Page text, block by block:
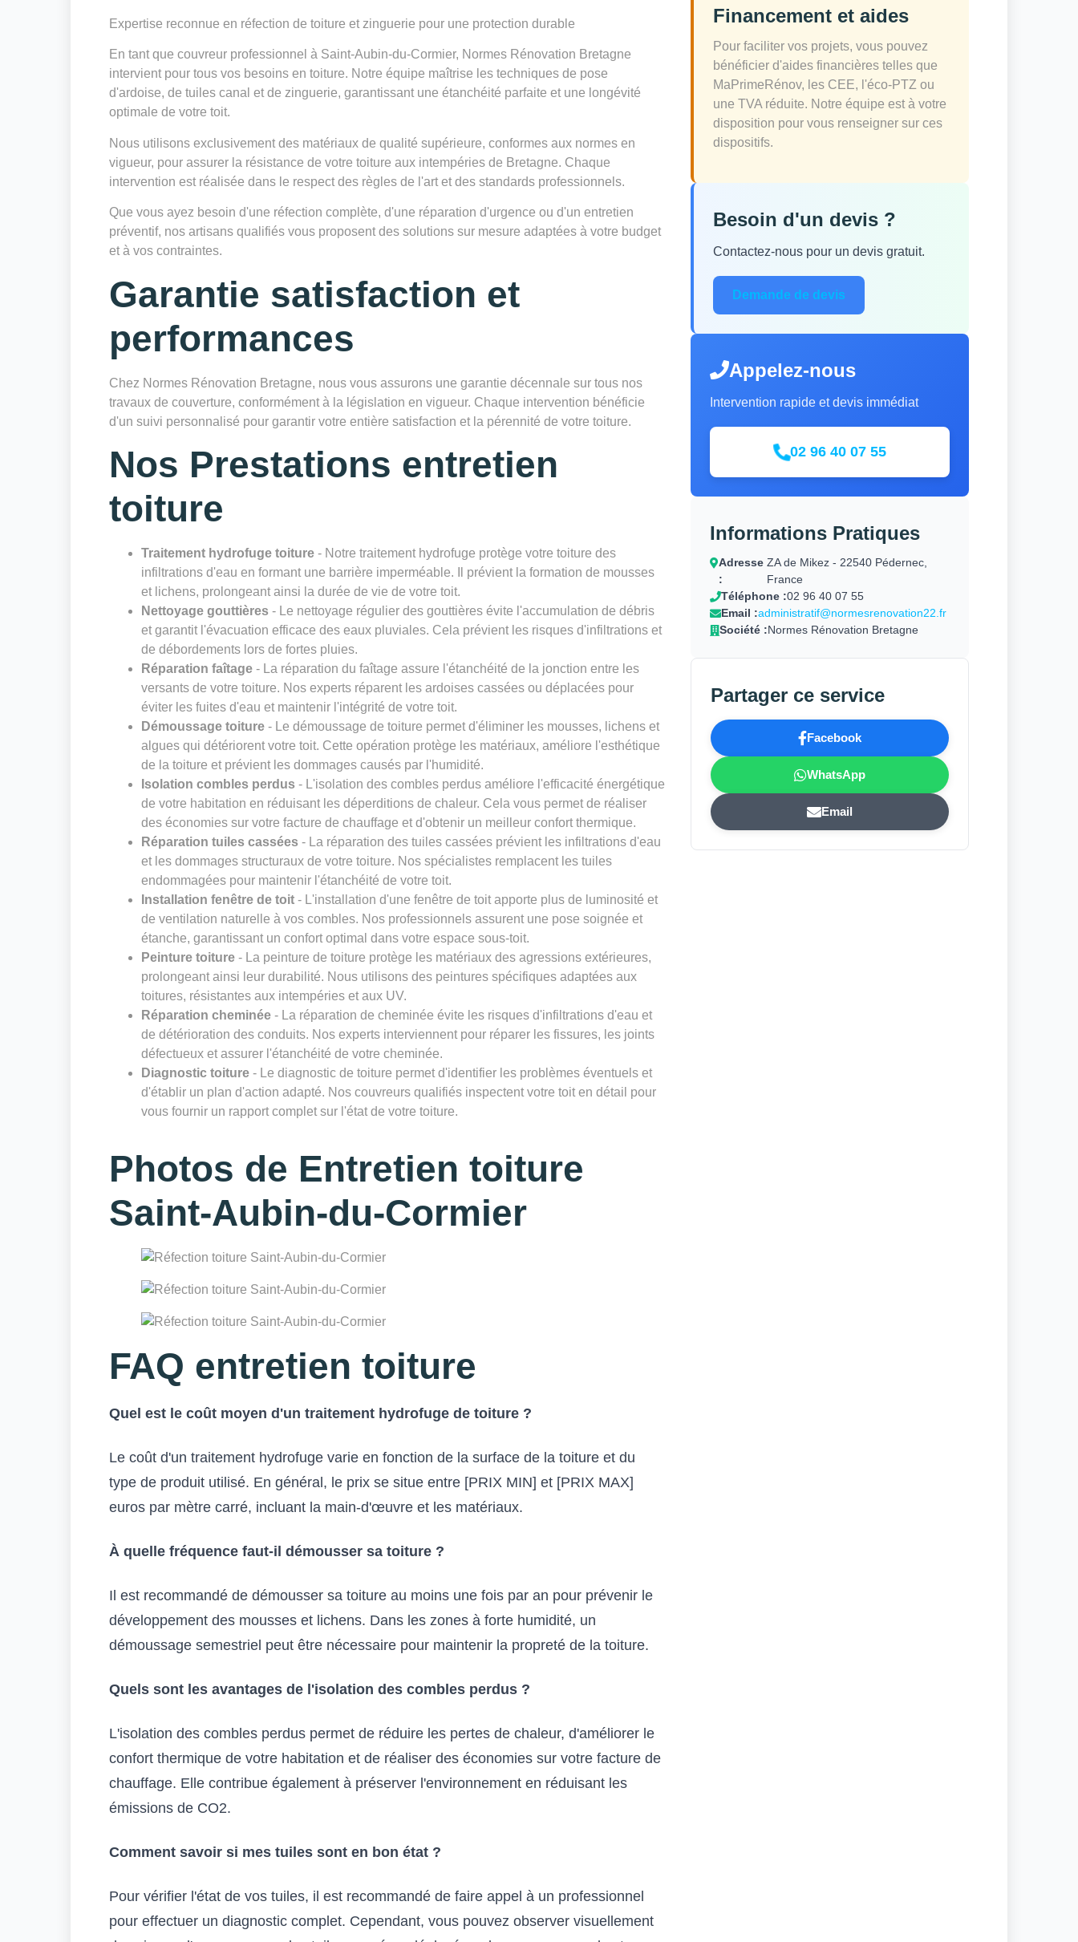
Expertise reconnue en réfection de toiture et zinguerie pour une protection durable
En tant que couvreur professionnel à Saint-Aubin-du-Cormier, Normes Rénovation Bretagne
intervient pour tous vos besoins en toiture. Notre équipe maîtrise les techniques de pose
d'ardoise, de tuiles canal et de zinguerie, garantissant une étanchéité parfaite et une longévité
optimale de votre toit.
Nous utilisons exclusivement des matériaux de qualité supérieure, conformes aux normes en
vigueur, pour assurer la résistance de votre toiture aux intempéries de Bretagne. Chaque
intervention est réalisée dans le respect des règles de l'art et des standards professionnels.
Que vous ayez besoin d'une réfection complète, d'une réparation d'urgence ou d'un entretien
préventif, nos artisans qualifiés vous proposent des solutions sur mesure adaptées à votre budget
et à vos contraintes.
Garantie satisfaction et
performances
Chez Normes Rénovation Bretagne, nous vous assurons une garantie décennale sur tous nos
travaux de couverture, conformément à la législation en vigueur. Chaque intervention bénéficie
d'un suivi personnalisé pour garantir votre entière satisfaction et la pérennité de votre toiture.
Nos Prestations entretien
toiture
Traitement hydrofuge toiture - Notre traitement hydrofuge protège votre toiture des
infiltrations d'eau en formant une barrière imperméable. Il prévient la formation de mousses
et lichens, prolongeant ainsi la durée de vie de votre toit.
Nettoyage gouttières - Le nettoyage régulier des gouttières évite l'accumulation de débris
et garantit l'évacuation efficace des eaux pluviales. Cela prévient les risques d'infiltrations et
de débordements lors de fortes pluies.
Réparation faîtage - La réparation du faîtage assure l'étanchéité de la jonction entre les
versants de votre toiture. Nos experts réparent les ardoises cassées ou déplacées pour
éviter les fuites d'eau et maintenir l'intégrité de votre toit.
Démoussage toiture - Le démoussage de toiture permet d'éliminer les mousses, lichens et
algues qui détériorent votre toit. Cette opération protège les matériaux, améliore l'esthétique
de la toiture et prévient les dommages causés par l'humidité.
Isolation combles perdus - L'isolation des combles perdus améliore l'efficacité énergétique
de votre habitation en réduisant les déperditions de chaleur. Cela vous permet de réaliser
des économies sur votre facture de chauffage et d'obtenir un meilleur confort thermique.
Réparation tuiles cassées - La réparation des tuiles cassées prévient les infiltrations d'eau
et les dommages structuraux de votre toiture. Nos spécialistes remplacent les tuiles
endommagées pour maintenir l'étanchéité de votre toit.
Installation fenêtre de toit - L'installation d'une fenêtre de toit apporte plus de luminosité et
de ventilation naturelle à vos combles. Nos professionnels assurent une pose soignée et
étanche, garantissant un confort optimal dans votre espace sous-toit.
Peinture toiture - La peinture de toiture protège les matériaux des agressions extérieures,
prolongeant ainsi leur durabilité. Nous utilisons des peintures spécifiques adaptées aux
toitures, résistantes aux intempéries et aux UV.
Réparation cheminée - La réparation de cheminée évite les risques d'infiltrations d'eau et
de détérioration des conduits. Nos experts interviennent pour réparer les fissures, les joints
défectueux et assurer l'étanchéité de votre cheminée.
Diagnostic toiture - Le diagnostic de toiture permet d'identifier les problèmes éventuels et
d'établir un plan d'action adapté. Nos couvreurs qualifiés inspectent votre toit en détail pour
vous fournir un rapport complet sur l'état de votre toiture.
Photos de Entretien toiture
Saint-Aubin-du-Cormier
FAQ entretien toiture
Quel est le coût moyen d'un traitement hydrofuge de toiture ?
Le coût d'un traitement hydrofuge varie en fonction de la surface de la toiture et du
type de produit utilisé. En général, le prix se situe entre [PRIX MIN] et [PRIX MAX]
euros par mètre carré, incluant la main-d'œuvre et les matériaux.
À quelle fréquence faut-il démousser sa toiture ?
Il est recommandé de démousser sa toiture au moins une fois par an pour prévenir le
développement des mousses et lichens. Dans les zones à forte humidité, un
démoussage semestriel peut être nécessaire pour maintenir la propreté de la toiture.
Quels sont les avantages de l'isolation des combles perdus ?
L'isolation des combles perdus permet de réduire les pertes de chaleur, d'améliorer le
confort thermique de votre habitation et de réaliser des économies sur votre facture de
chauffage. Elle contribue également à préserver l'environnement en réduisant les
émissions de CO2.
Comment savoir si mes tuiles sont en bon état ?
Pour vérifier l'état de vos tuiles, il est recommandé de faire appel à un professionnel
pour effectuer un diagnostic complet. Cependant, vous pouvez observer visuellement
Financement et aides
Pour faciliter vos projets, vous pouvez
bénéficier d'aides financières telles que
MaPrimeRénov, les CEE, l'éco-PTZ ou
une TVA réduite. Notre équipe est à votre
disposition pour vous renseigner sur ces
dispositifs.
Besoin d'un devis ?
Contactez-nous pour un devis gratuit.
Demande de devis
Appelez-nous
Intervention rapide et devis immédiat
02 96 40 07 55
Informations Pratiques
Adresse
:
ZA de Mikez - 22540 Pédernec,
France
Téléphone :02 96 40 07 55
Email :administratif@normesrenovation22.fr
Société :Normes Rénovation Bretagne
Partager ce service
Facebook
WhatsApp
Email